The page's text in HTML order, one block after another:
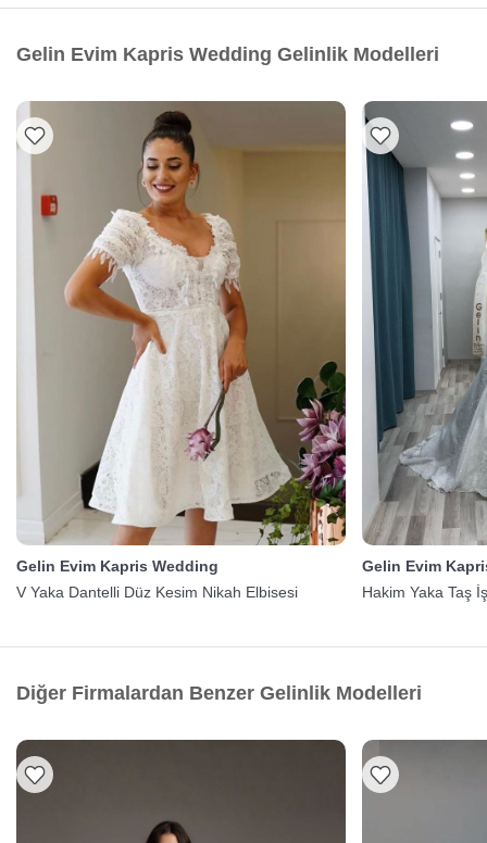
Gelin Evim Kapris Wedding Gelinlik Modelleri
Gelin Evim Kapris Wedding
V Yaka Dantelli Düz Kesim Nikah Elbisesi
Gelin Evim
Hakim Yaka Taş
Diğer Firmalardan Benzer Gelinlik Modelleri